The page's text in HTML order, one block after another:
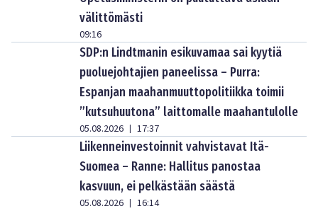
välittömästi
09:16
SDP:n Lindtmanin esikuvamaa sai kyytiä
puoluejohtajien paneelissa – Purra:
Espanjan maahanmuuttopolitiikka toimii
”kutsuhuutona” laittomalle maahantulolle
05.08.2026 | 17:37
Liikenneinvestoinnit vahvistavat Itä-
Suomea – Ranne: Hallitus panostaa
kasvuun, ei pelkästään säästä
05.08.2026 | 16:14